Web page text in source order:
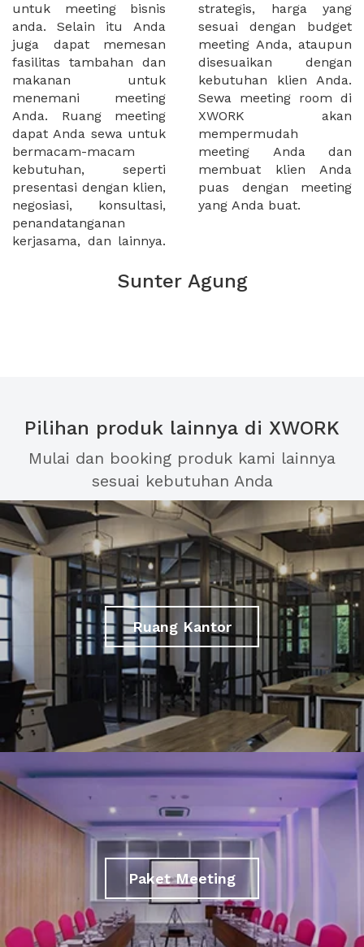
untuk meeting bisnis
anda. Selain itu Anda
juga dapat memesan
fasilitas tambahan dan
makanan untuk
menemani meeting
Anda. Ruang meeting
dapat Anda sewa untuk
bermacam-macam
kebutuhan, seperti
presentasi dengan klien,
negosiasi, konsultasi,
penandatanganan
kerjasama, dan lainnya.
strategis, harga yang
sesuai dengan budget
meeting Anda, ataupun
disesuaikan dengan
kebutuhan klien Anda.
Sewa meeting room di
XWORK akan
mempermudah
meeting Anda dan
membuat klien Anda
puas dengan meeting
yang Anda buat.
Sunter Agung
Pilihan produk lainnya di XWORK
Mulai dan booking produk kami lainnya
sesuai kebutuhan Anda
Ruang Kantor
Paket Meeting